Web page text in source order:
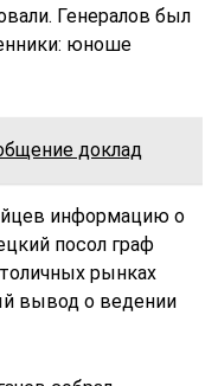
Генералов был
юноше
доклад
информацию о
посол граф
рынках
вывод о ведении